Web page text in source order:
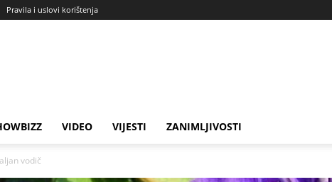
Pravila i uslovi korištenja
VIDEO VIJESTI ZANIMLJIVOSTI
vodič